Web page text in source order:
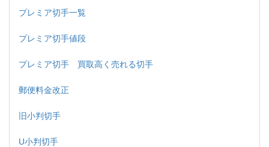
プレミア切手一覧
プレミア切手値段
プレミア切手 買取高く売れる切手
郵便料金改正
旧小判切手
U小判切手